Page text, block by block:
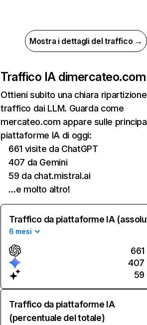
Mostra i dettagli del traffico →
Traffico IA dimercateo.com
Ottieni subito una chiara
traffico dai LLM. Guarda come
mercateo.com appare sulle
piattaforme IA di oggi:
661 visite da ChatGPT
407 da Gemini
59 da chat.mistral.ai
…e molto altro!
Traffico da piattaforme IA
6 mesi
661
407
59
Traffico da piattaforme IA
(percentuale del totale)